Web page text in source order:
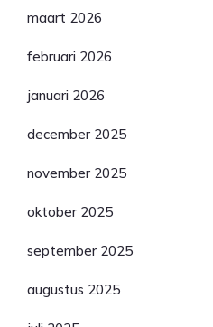
maart 2026
februari 2026
januari 2026
december 2025
november 2025
oktober 2025
september 2025
augustus 2025